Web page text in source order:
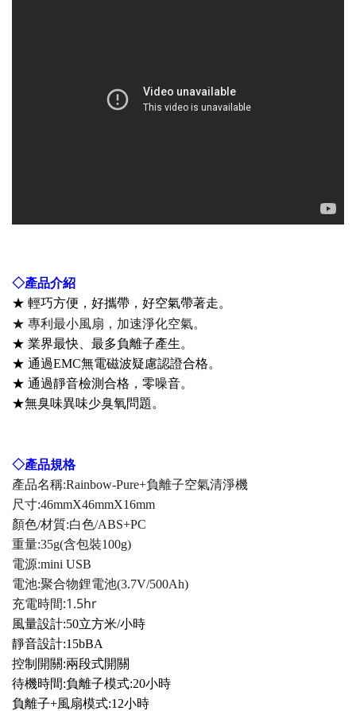
◇產品介紹
★ 輕巧方便，好攜帶，好空氣帶著走。
★ 專利最小風扇，加速淨化空氣。
★ 業界最快、最多負離子產生。
★ 通過EMC無電磁波疑慮認證合格。
★ 通過靜音檢測合格，零噪音。
★無臭味異味少臭氧問題。
◇產品規格
產品名稱:Rainbow-Pure+負離子空氣清淨機
尺寸:46mmX46mmX16mm
顏色/材質:白色/ABS+PC
重量:35g(含包裝100g)
電源:mini USB
電池:聚合物鋰電池(3.7V/500Ah)
充電時間:1.5hr
風量設計:50立方米/小時
靜音設計:15bBA
控制開關:兩段式開關
待機時間:負離子模式:20小時
負離子+風扇模式:12小時